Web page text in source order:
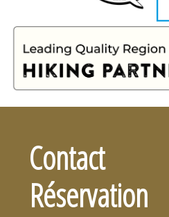
Contact
Réservation